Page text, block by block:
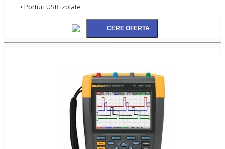
• Porturi USB izolate